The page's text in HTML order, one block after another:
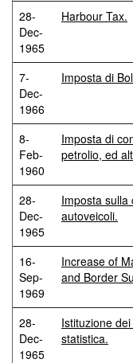
28-
Dec-
1965
Harbour Tax.
7-
Dec-
1966
Imposta di
8-
Feb-
1960
Imposta di
petrolio, ed
28-
Dec-
1965
Imposta sulla
autoveicoli.
16-
Sep-
1969
Increase of
and Border
28-
Dec-
1965
Istituzione
statistica.